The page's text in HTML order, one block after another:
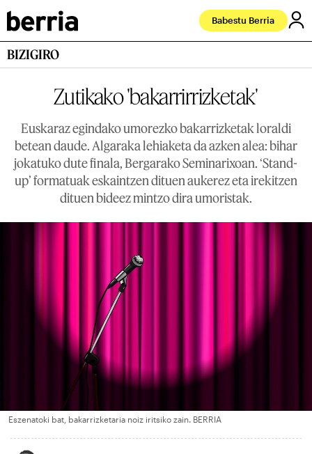
Babestu Berria
BIZIGIRO
Zutikako 'bakarrirrizketak'
Euskaraz egindako umorezko bakarrizketak loraldi
betean daude. Algaraka lehiaketa da azken alea: bihar
jokatuko dute finala, Bergarako Seminarixoan. ‘Stand-
up’ formatuak eskaintzen dituen aukerez eta irekitzen
dituen bideez mintzo dira umoristak.
Eszenatoki bat, bakarrizketaria noiz iritsiko zain. BERRIA